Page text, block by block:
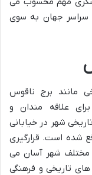
سراسر جهان به سوی
مانند برج ناقوس
علاقه مندان و
شهر در خیابانی
شده است. قرارگیری
مختلف شهر آسان می
های تاریخی و فرهنگی